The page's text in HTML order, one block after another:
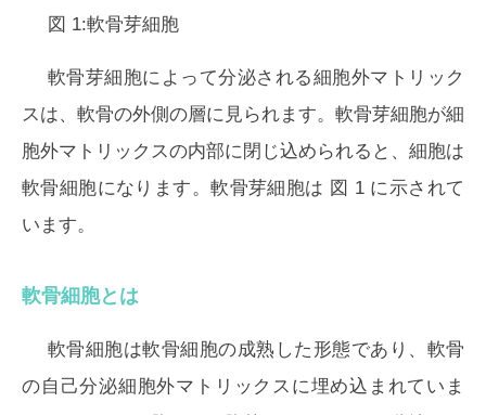
図 1:軟骨芽細胞
軟骨芽細胞によって分泌される細胞外マトリック
スは、軟骨の外側の層に見られます。軟骨芽細胞が細
胞外マトリックスの内部に閉じ込められると、細胞は
軟骨細胞になります。軟骨芽細胞は 図 1に示されて
います。
軟骨細胞とは
軟骨細胞は軟骨細胞の成熟した形態であり、軟骨
の自己分泌細胞外マトリックスに埋め込まれていま